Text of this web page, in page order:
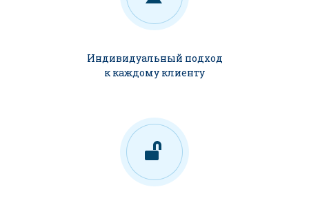
Индивидуальный подход
к каждому клиенту